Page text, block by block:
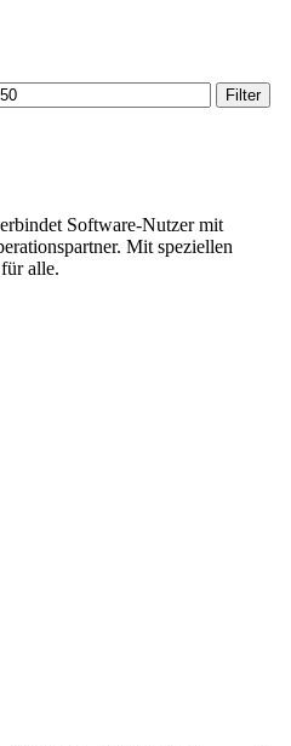
Filter
Software-Nutzer mit
Mit speziellen
alle.